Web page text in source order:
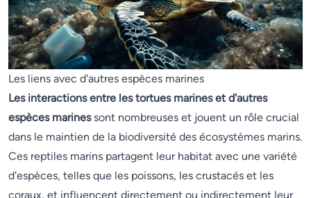
Les liens avec d'autres espèces marines
Les interactions entre les tortues marines et d'autres
espèces marinessont nombreuses et jouent un rôle crucial
dans le maintien de la biodiversité des écosystèmes marins.
Ces reptiles marins partagent leur habitat avec une variété
d'espèces, telles que les poissons, les crustacés et les
coraux, et influencent directement ou indirectement leur